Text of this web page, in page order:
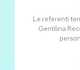
Le referenti
Gentilina